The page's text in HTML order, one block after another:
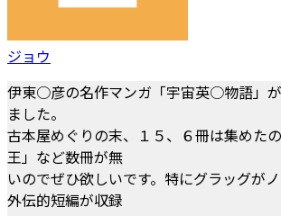
ジョウ
伊東○彦の名作マンガ「宇宙英○物語」
ました。
古本屋めぐりの末、１５、６冊は集めた
王」など数冊が無
いのでぜひ欲しいです。特にグラッグが
外伝的短編が収録